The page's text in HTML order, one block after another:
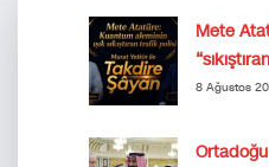
Mete
8 Ağustos